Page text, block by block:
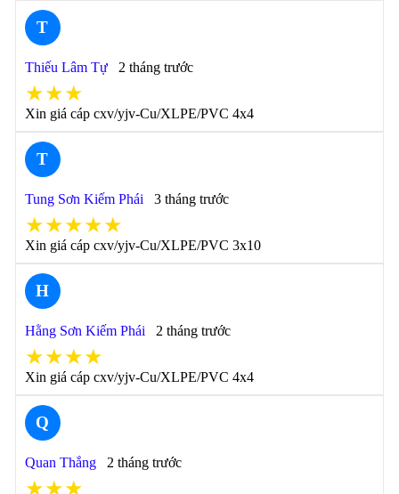
T
Thiếu Lâm Tự 2 tháng trước
★★★
Xin giá cáp cxv/yjv-Cu/XLPE/PVC 4x4
T
Tung Sơn Kiếm Phái 3 tháng trước
★★★★★
Xin giá cáp cxv/yjv-Cu/XLPE/PVC 3x10
H
Hằng Sơn Kiếm Phái 2 tháng trước
★★★★
Xin giá cáp cxv/yjv-Cu/XLPE/PVC 4x4
Q
Quan Thắng 2 tháng trước
★★★